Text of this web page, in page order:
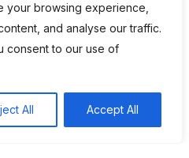
your browsing experience,
and analyse our traffic.
consent to our use of
All Accept All
4 6